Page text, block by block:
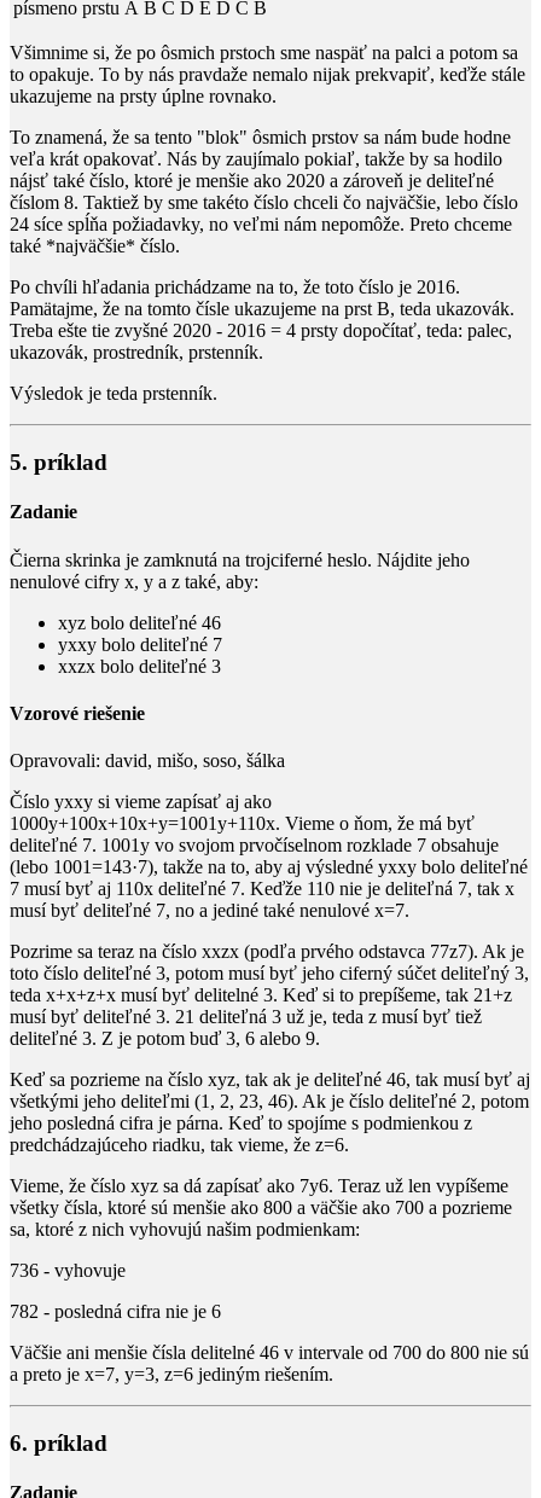
písmeno prstu A B C D E D C B
Všimnime si, že po ôsmich prstoch sme naspäť na palci a potom sa
to opakuje. To by nás pravdaže nemalo nijak prekvapiť, keďže stále
ukazujeme na prsty úplne rovnako.
To znamená, že sa tento "blok" ôsmich prstov sa nám bude hodne
veľa krát opakovať. Nás by zaujímalo pokiaľ, takže by sa hodilo
nájsť také číslo, ktoré je menšie ako 2020 a zároveň je deliteľné
číslom 8. Taktiež by sme takéto číslo chceli čo najväčšie, lebo číslo
24 síce spĺňa požiadavky, no veľmi nám nepomôže. Preto chceme
také *najväčšie* číslo.
Po chvíli hľadania prichádzame na to, že toto číslo je 2016.
Pamätajme, že na tomto čísle ukazujeme na prst B, teda ukazovák.
Treba ešte tie zvyšné 2020 - 2016 = 4 prsty dopočítať, teda: palec,
ukazovák, prostredník, prstenník.
Výsledok je teda prstenník.
5. príklad
Zadanie
Čierna skrinka je zamknutá na trojciferné heslo. Nájdite jeho
nenulové cifry x, y a z také, aby:
xyz bolo deliteľné 46
yxxy bolo deliteľné 7
xxzx bolo deliteľné 3
Vzorové riešenie
Opravovali: david, mišo, soso, šálka
Číslo yxxy si vieme zapísať aj ako
1000y+100x+10x+y=1001y+110x. Vieme o ňom, že má byť
deliteľné 7. 1001y vo svojom prvočíselnom rozklade 7 obsahuje
(lebo 1001=143·7), takže na to, aby aj výsledné yxxy bolo deliteľné
7 musí byť aj 110x deliteľné 7. Keďže 110 nie je deliteľná 7, tak x
musí byť deliteľné 7, no a jediné také nenulové x=7.
Pozrime sa teraz na číslo xxzx (podľa prvého odstavca 77z7). Ak je
toto číslo deliteľné 3, potom musí byť jeho ciferný súčet deliteľný 3,
teda x+x+z+x musí byť delitelné 3. Keď si to prepíšeme, tak 21+z
musí byť deliteľné 3. 21 deliteľná 3 už je, teda z musí byť tiež
deliteľné 3. Z je potom buď 3, 6 alebo 9.
Keď sa pozrieme na číslo xyz, tak ak je deliteľné 46, tak musí byť aj
všetkými jeho deliteľmi (1, 2, 23, 46). Ak je číslo deliteľné 2, potom
jeho posledná cifra je párna. Keď to spojíme s podmienkou z
predchádzajúceho riadku, tak vieme, že z=6.
Vieme, že číslo xyz sa dá zapísať ako 7y6. Teraz už len vypíšeme
všetky čísla, ktoré sú menšie ako 800 a väčšie ako 700 a pozrieme
sa, ktoré z nich vyhovujú našim podmienkam:
736 - vyhovuje
782 - posledná cifra nie je 6
Väčšie ani menšie čísla delitelné 46 v intervale od 700 do 800 nie sú
a preto je x=7, y=3, z=6 jediným riešením.
6. príklad
Zadanie